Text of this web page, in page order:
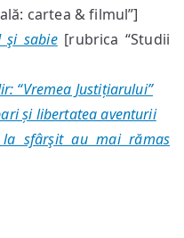
cartea & filmul”]
şi sabie[rubrica “Studii
“Vremea Justițiarului”
și libertatea aventurii
sfârşit au mai rămas